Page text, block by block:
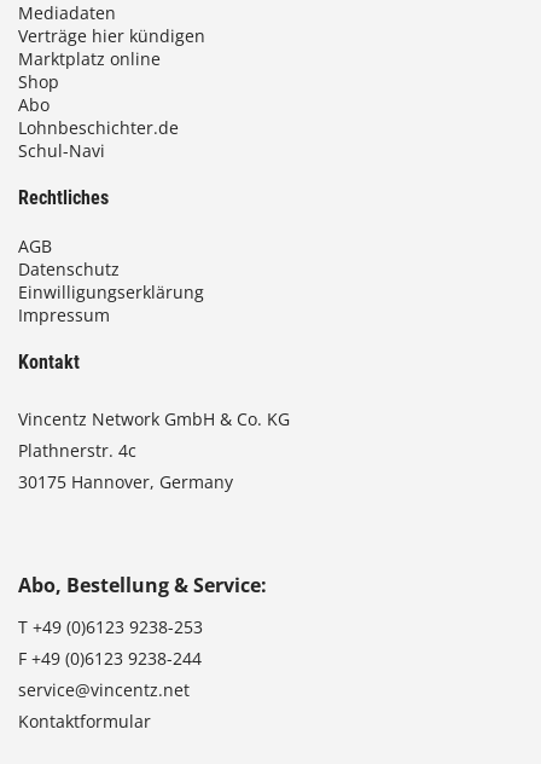
Mediadaten
Verträge hier kündigen
Marktplatz online
Shop
Abo
Lohnbeschichter.de
Schul-Navi
Rechtliches
AGB
Datenschutz
Einwilligungserklärung
Impressum
Kontakt
Vincentz Network GmbH & Co. KG
Plathnerstr. 4c
30175 Hannover, Germany
Abo, Bestellung & Service:
T +49 (0)6123 9238-253
F +49 (0)6123 9238-244
service@vincentz.net
Kontaktformular